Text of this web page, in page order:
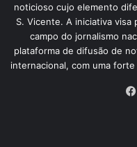
noticioso cujo elemento
S. Vicente. A iniciativa visa
campo do jornalismo
plataforma de difusão de
internacional, com uma